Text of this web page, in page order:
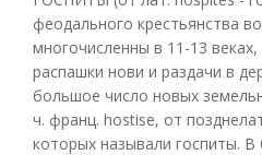
феодального крестьянства
многочисленны в 11-13 веках,
распашки нови и раздачи в
большое число новых
ч. франц. hostise, от
которых называли госпиты. В